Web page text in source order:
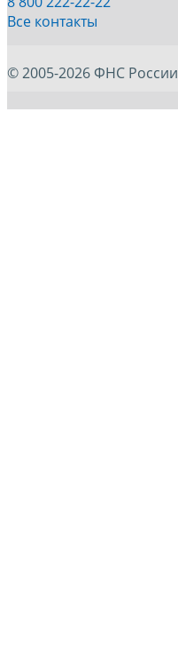
Все контакты
© 2005-2026 ФНС России